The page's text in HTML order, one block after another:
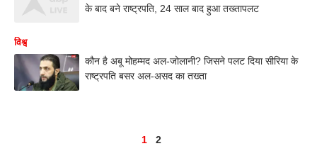
के बाद बने राष्ट्रपति, 24 साल बाद हुआ तख्तापलट
विश्व
कौन है अबू मोहम्मद अल-जोलानी? जिसने पलट दिया सीरिया के
राष्ट्रपति बसर अल-असद का तख्ता
1 2